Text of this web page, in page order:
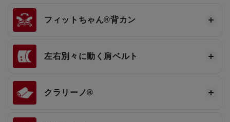
フィットちゃん®背カン
左右別々に動く肩ベルト
クラリーノ®